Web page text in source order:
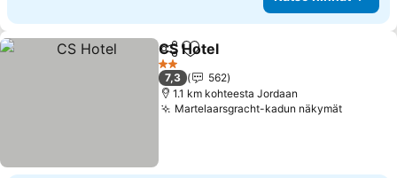
Jaa Lisää suosikkeihin
CS Hotel
2 Tähtiluokitus
7,3
562
1.1 km kohteesta Jordaan
Martelaarsgracht-kadun näkymätKatso